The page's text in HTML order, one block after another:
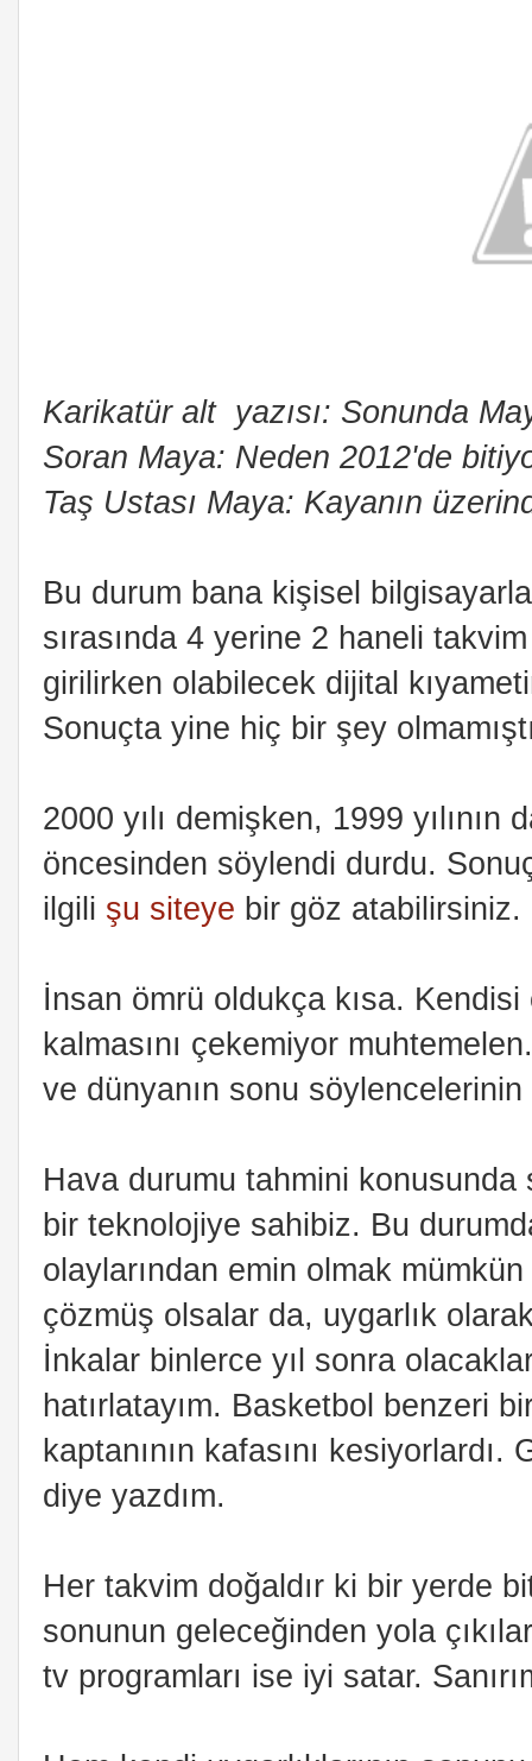
Karikatür alt yazısı: Sonunda
Soran Maya: Neden 2012'de
Taş Ustası Maya: Kayanın
Bu durum bana kişisel
sırasında 4 yerine 2 haneli
girilirken olabilecek dijital
Sonuçta yine hiç bir şey
2000 yılı demişken, 1999 yılının
öncesinden söylendi durdu.
ilgili şu siteye bir göz atabilirsiniz.
İnsan ömrü oldukça kısa.
kalmasını çekemiyor
ve dünyanın sonu
Hava durumu tahmini
bir teknolojiye sahibiz. Bu
olaylarından emin olmak
çözmüş olsalar da, uygarlık
İnkalar binlerce yıl sonra
hatırlatayım. Basketbol benzeri
kaptanının kafasını
diye yazdım.
Her takvim doğaldır ki bir yerde
sonunun geleceğinden yola
tv programları ise iyi satar.